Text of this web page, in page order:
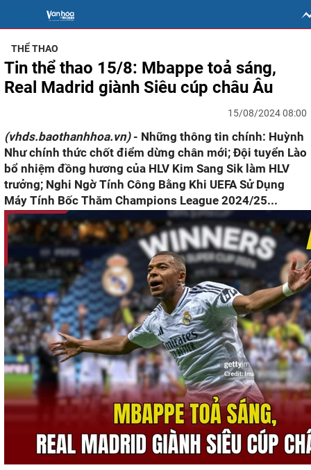
THỂ THAO
Tin thể thao 15/8: Mbappe toả sáng,
Real Madrid giành Siêu cúp châu Âu
15/08/2024 08:00
(vhds.baothanhhoa.vn)- Những thông tin chính: Huỳnh
Như chính thức chốt điểm dừng chân mới; Đội tuyển Lào
bổ nhiệm đồng hương của HLV Kim Sang Sik làm HLV
trưởng; Nghi Ngờ Tính Công Bằng Khi UEFA Sử Dụng
Máy Tính Bốc Thăm Champions League 2024/25...